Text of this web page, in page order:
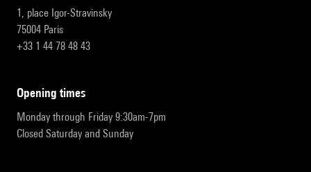
1, place Igor-Stravinsky
75004 Paris
+33 1 44 78 48 43
opening times
Monday through Friday 9:30am-7pm
Closed Saturday and Sunday